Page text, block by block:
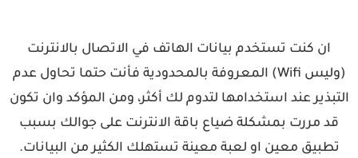
ان كنت تستخدم بيانات الهاتف في الاتصال بالانترنت
(وليس Wifi) المعروفة بالمحدودية فأنت حتما تحاول عدم
التبذير عند استخدامها لتدوم لك أكثر، ومن المؤكد وان تكون
قد مررت بمشكلة ضياع باقة الانترنت على جوالك بسبب
تطبيق معين او لعبة معينة تستهلك الكثير من البيانات.